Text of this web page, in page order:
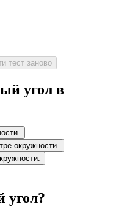
тест заново
угол в
окружности.
угол?